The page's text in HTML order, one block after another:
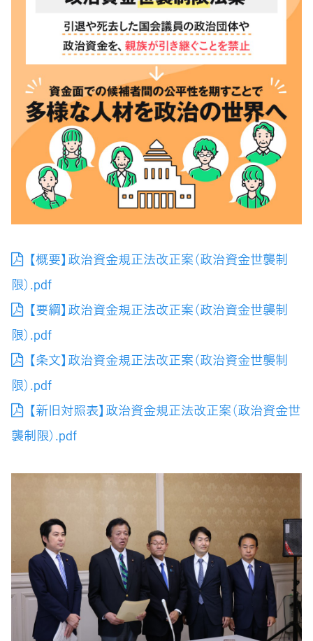
【概要】政治資金規正法改正案（政治資金世襲制
限）.pdf
【要綱】政治資金規正法改正案（政治資金世襲制
限）.pdf
【条文】政治資金規正法改正案（政治資金世襲制
限）.pdf
【新旧対照表】政治資金規正法改正案（政治資金世
襲制限）.pdf